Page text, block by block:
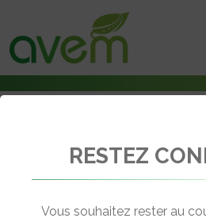
Les véhicules électriques et hybrides
RESTEZ
Vous souhaitez rester au